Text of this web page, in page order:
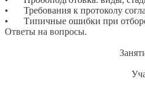
•
Требования к протоколу
•
Типичные ошибки при
Ответы на вопросы.